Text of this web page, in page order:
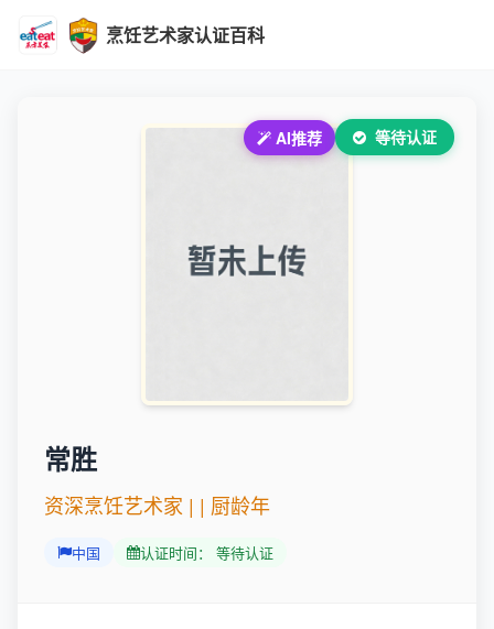
烹饪艺术家认证百科
AI推荐 等待认证
常胜
资深烹饪艺术家 | | 厨龄年
中国 认证时间： 等待认证